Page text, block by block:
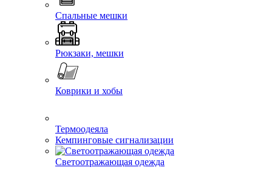
Спальные мешки
Рюкзаки, мешки
Коврики и хобы
Термоодеяла
Кемпинговые сигнализации
Светоотражающая одежда